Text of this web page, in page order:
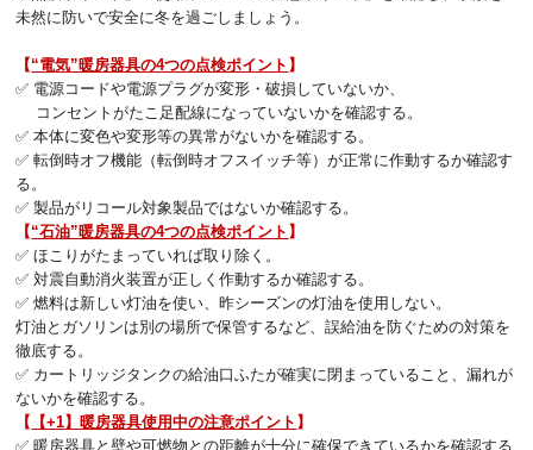
未然に防いで安全に冬を過ごしましょう。
【“電気”暖房器具の4つの点検ポイント 】
✅ 電源コードや電源プラグが変形・破損していないか、
コンセントがたこ足配線になっていないかを確認する。
✅ 本体に変色や変形等の異常がないかを確認する。
✅ 転倒時オフ機能（転倒時オフスイッチ等）が正常に作動するか確認す
る。
✅ 製品がリコール対象製品ではないか確認する。
【“石油”暖房器具の4つの点検ポイント 】
✅ ほこりがたまっていれば取り除く。
✅ 対震自動消火装置が正しく作動するか確認する。
✅ 燃料は新しい灯油を使い、昨シーズンの灯油を使用しない。
灯油とガソリンは別の場所で保管するなど、誤給油を防ぐための対策を
徹底する。
✅ カートリッジタンクの給油口ふたが確実に閉まっていること、漏れが
ないかを確認する。
【 【+1】暖房器具使用中の注意ポイント 】
✅ 暖房器具と壁や可燃物との距離が十分に確保できているかを確認する